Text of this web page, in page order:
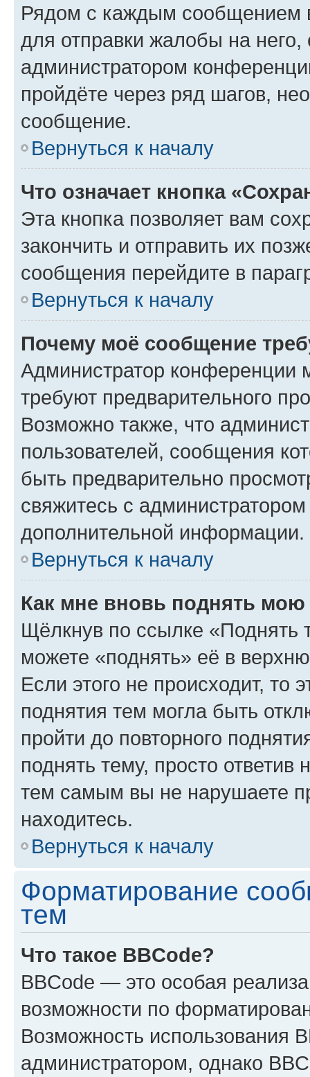
Рядом с каждым сообщением
для отправки жалобы на
администратором
пройдёте через ряд шагов,
сообщение.
Вернуться к началу
Что означает кнопка
Эта кнопка позволяет вам
закончить и отправить их
сообщения перейдите в
Вернуться к началу
Почему моё сообщение
Администратор конференции
требуют предварительного
Возможно также, что
пользователей, сообщения
быть предварительно
свяжитесь с
дополнительной информации.
Вернуться к началу
Как мне вновь поднять мою
Щёлкнув по ссылке «Поднять
можете «поднять» её в
Если этого не происходит, то
поднятия тем могла быть
пройти до повторного
поднять тему, просто ответив
тем самым вы не нарушаете
находитесь.
Вернуться к началу
Форматирование
тем
Что такое BBCode?
BBCode — это особая
возможности по
Возможность использования
администратором, однако